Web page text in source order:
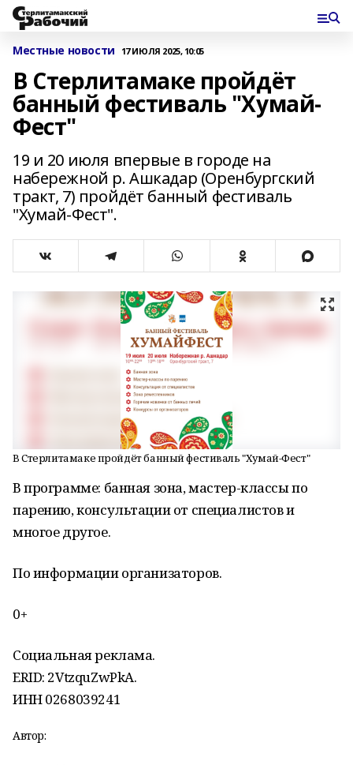
Местные новости 17 ИЮЛЯ 2025, 10:05
В Стерлитамаке пройдёт
банный фестиваль "Хумай-
Фест"
19 и 20 июля впервые в городе на
набережной р. Ашкадар (Оренбургский
тракт, 7) пройдёт банный фестиваль
"Хумай-Фест".
В Стерлитамаке пройдёт банный фестиваль "Хумай-Фест"
В программе: банная зона, мастер-классы по
парению, консультации от специалистов и
многое другое.
По информации организаторов.
0+
Социальная реклама.
ERID: 2VtzquZwPkA.
ИНН 0268039241
Автор: